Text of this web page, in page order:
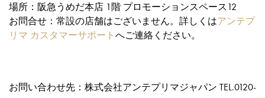
場所：阪急うめだ本店 1階 プロモーションスペース12
お問合せ：常設の店舗はございません。詳しくはアンテプ
リマ カスタマーサポートへご連絡ください。
お問い合わせ先：株式会社アンテプリマジャパン TEL.0120-